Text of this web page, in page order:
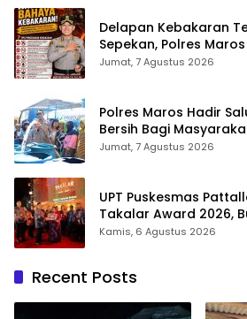
Delapan Kebakaran
Sepekan, Polres
kepada Masyarakat
Jumat, 7 Agustus 2026
Polres Maros Hadir
Bersih Bagi
Air Bersih Di Maros
Jumat, 7 Agustus 2026
UPT Puskesmas
Takalar Award 2026,
Hadirkan Pelayanan
Kamis, 6 Agustus 2026
Recent Posts